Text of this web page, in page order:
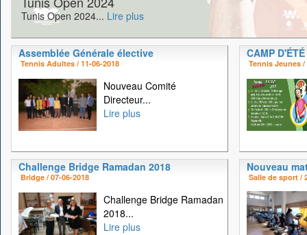
Tunis Open 2024... Lire plus
Assemblée Générale élective
Tennis Adultes / 11-06-2018
Nouveau Comité
Directeur...
Lire plus
CAMP
Tennis Jeunes /
Challenge Bridge Ramadan 2018
Bridge / 07-06-2018
Challenge Bridge Ramadan
2018...
Lire plus
Nouveau
Salle de sport /